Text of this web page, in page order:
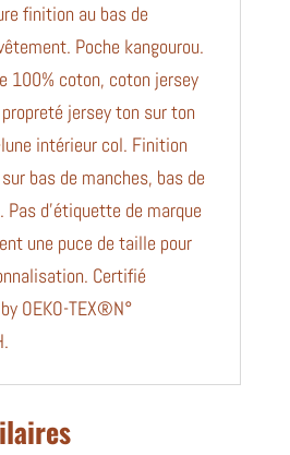
finition au bas de
Poche kangourou.
100% coton, coton jersey
jersey ton sur ton
intérieur col. Finition
bas de manches, bas de
d'étiquette de marque
une puce de taille pour
Certifié
OEKO-TEX®N°